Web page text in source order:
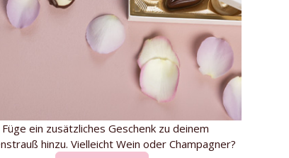
Füge ein zusätzliches Geschenk zu deinem
hinzu. Vielleicht Wein oder Champagner?